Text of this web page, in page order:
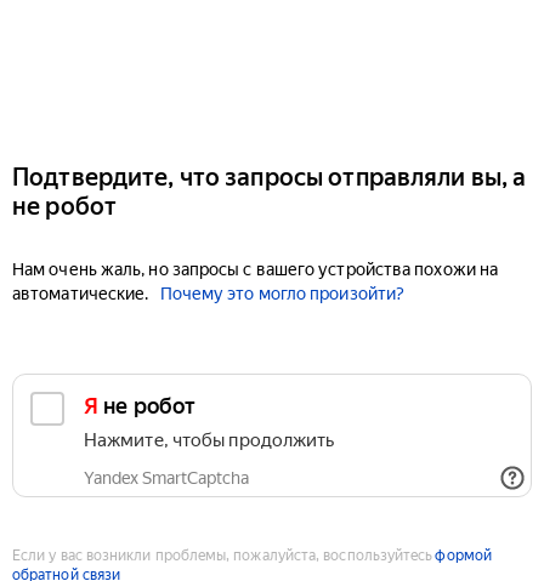
Подтвердите, что запросы отправляли вы, а
не робот
Нам очень жаль, но запросы с вашего устройства похожи на
автоматические.
Почему это могло произойти?
Я не робот
Нажмите, чтобы продолжить
Yandex SmartCaptcha
Если у вас возникли проблемы, пожалуйста, воспользуйтесьформой
обратной связи